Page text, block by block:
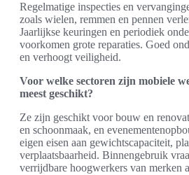
Regelmatige inspecties en
zoals wielen, remmen en pennen
Jaarlijkse keuringen en periodiek
voorkomen grote reparaties. Goed
en verhoogt veiligheid.
Voor welke sectoren zijn mobiele
meest geschikt?
Ze zijn geschikt voor bouw en
en schoonmaak, en
eigen eisen aan gewichtscapaciteit,
verplaatsbaarheid. Binnengebruik
verrijdbare hoogwerkers van merken